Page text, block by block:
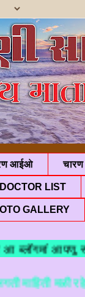
आईओ चारण
DOCTOR LIST
GALLERY
ब्लॉगमां आपणु
मळी रहे ते